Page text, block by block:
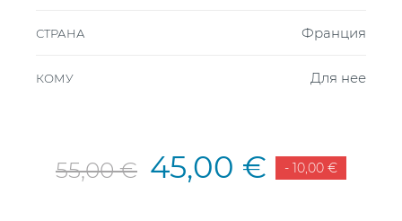
СТРАНА Франция
КОМУ Для нее
55,00 € 45,00 € - 10,00 €